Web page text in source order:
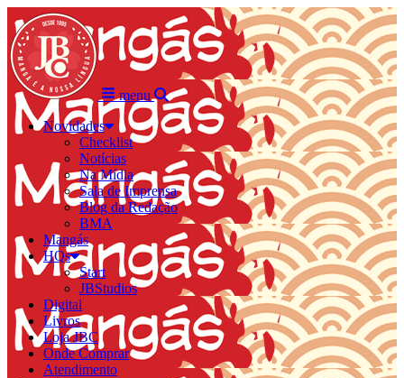
menu
Novidades
Checklist
Notícias
Na Mídia
Sala de Imprensa
Blog da Redação
BMA
Mangás
HQs
Start
JBStudios
Digital
Livros
Loja JBC
Onde Comprar
Atendimento